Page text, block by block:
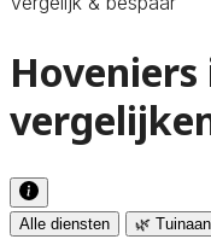
Alle diensten 🌿